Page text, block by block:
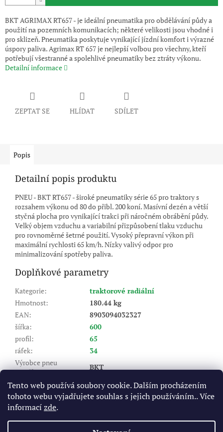
Tento web používá soubory cookie. Dalším procházením
tohoto webu vyjadřujete souhlas s jejich používáním.. Více
informacízde.
BKT AGRIMAX RT657 - je ideální pneumatika pro obdělávání půdy a
použití na pozemních komunikacích; některé velikosti jsou vhodné i
pro sklizeň. Pneumatika poskytuje vynikající jízdní komfort i výrazné
úspory paliva. Agrimax RT 657 je nejlepší volbou pro všechny, kteří
potřebují všestranné a spolehlivé pneumatiky bez ztráty výkonu.
Detailní informace
ZEPTAT SE HLÍDAT SDÍLET
Popis
Detailní popis produktu
PNEU - BKT RT657 - široké pneumatiky série 65 pro traktory s
rozsahem výkonu od 80 do přibl. 200 koní. Masívní dezén a větší
styčná plocha pro vynikající trakci při náročném obrábění půdy.
Velký objem vzduchu a variabilní přizpůsobení tlaku vzduchu
pro rovnoměrné šetrné použití. Vysoký přepravní výkon při
maximální rychlosti 65 km/h. Nízky valivý odpor pro
minimalizování spotřeby paliva.
Doplňkové parametry
Kategorie:
traktorové radiální
Hmotnost:
180.44 kg
EAN:
8903094032327
šířka:
600
profil:
65
ráfek:
34
Výrobce pneu
(značka):
BKT
Dezén:
Agrimax RT 657
Index nosnosti (LI):
160/157
Rychlostní index (SI)